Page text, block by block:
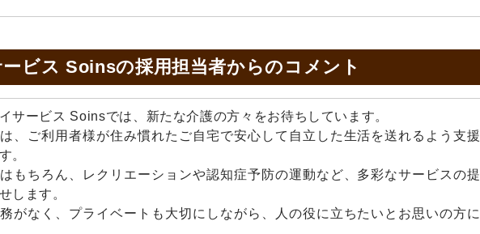
ビス Soinsの採用担当者からのコメント
サービス Soinsでは、新たな介護の方々をお待ちしています。
、ご利用者様が住み慣れたご自宅で安心して自立した生活を送れるよう支援
。
もちろん、レクリエーションや認知症予防の運動など、多彩なサービスの提
します。
がなく、プライベートも大切にしながら、人の役に立ちたいとお思いの方に